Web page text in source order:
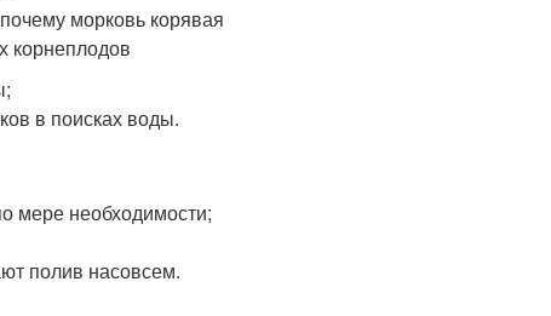
в поисках воды.
мере необходимости;
полив насовсем.